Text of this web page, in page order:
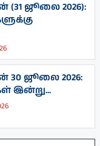
ஜூலை 2026):
ஜூலை 2026:
இன்று...